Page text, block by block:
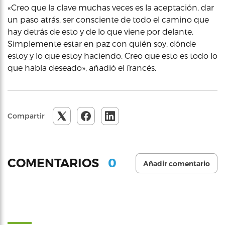
«Creo que la clave muchas veces es la aceptación, dar
un paso atrás, ser consciente de todo el camino que
hay detrás de esto y de lo que viene por delante.
Simplemente estar en paz con quién soy, dónde
estoy y lo que estoy haciendo. Creo que esto es todo lo
que había deseado», añadió el francés.
Compartir
COMENTARIOS 0 Añadir comentario